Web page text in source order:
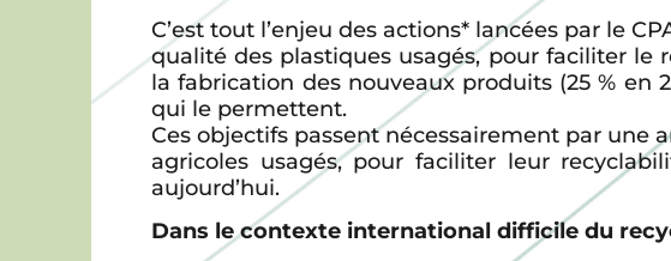
C’est tout l’enjeu des actions* lancées par le
qualité des plastiques usagés, pour faciliter le
la fabrication des nouveaux produits (25 % en
qui le permettent.
Ces objectifs passent nécessairement par une
agricoles usagés, pour faciliter leur
aujourd’hui.
Dans le contexte international difficile du